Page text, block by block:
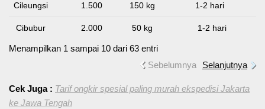
Cileungsi 1.500 150 kg 1-2 hari
Cibubur 2.000 50 kg 1-2 hari
Menampilkan 1 sampai 10 dari 63 entri
Sebelumnya
Selanjutnya
Cek Juga : Tarif ongkir spesial paling murah ekspedisi Jakarta
ke Jawa Tengah